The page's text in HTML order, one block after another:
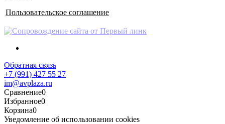
Пользовательское соглашение
Обратная связь
+7 (991) 427 55 27
im@avplaza.ru
Сравнение0
Избранное0
Корзина0
Уведомление об использовании cookies